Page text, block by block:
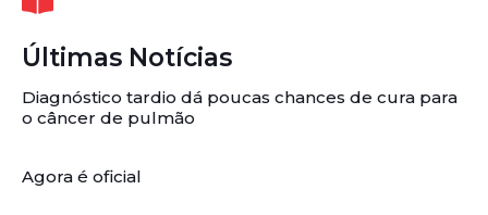
Últimas Notícias
Diagnóstico tardio dá poucas chances de cura para
o câncer de pulmão
Agora é oficial